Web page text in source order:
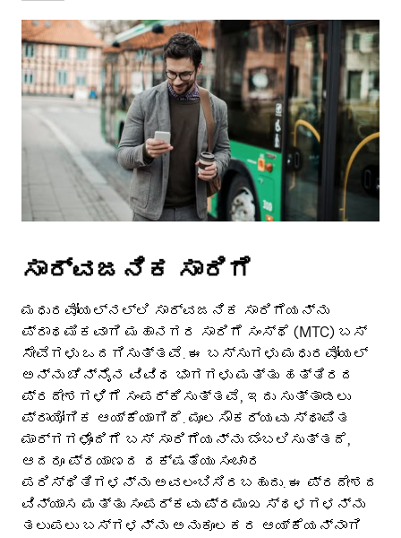
ಸಾರ್ವಜನಿಕ ಸಾರಿಗೆ
ಮಧುರವೋಯಲ್‌ನಲ್ಲಿ ಸಾರ್ವಜನಿಕ ಸಾರಿಗೆಯನ್ನು
ಪ್ರಾಥಮಿಕವಾಗಿ ಮಹಾನಗರ ಸಾರಿಗೆ ಸಂಸ್ಥೆ (MTC) ಬಸ್
ಸೇವೆಗಳು ಒದಗಿಸುತ್ತವೆ. ಈ ಬಸ್ಸುಗಳು ಮಧುರವೋಯಲ್
ಅನ್ನು ಚೆನ್ನೈನ ವಿವಿಧ ಭಾಗಗಳು ಮತ್ತು ಹತ್ತಿರದ
ಪ್ರದೇಶಗಳಿಗೆ ಸಂಪರ್ಕಿಸುತ್ತವೆ, ಇದು ಸುತ್ತಾಡಲು
ಪ್ರಾಯೋಗಿಕ ಆಯ್ಕೆಯಾಗಿದೆ. ಮೂಲಸೌಕರ್ಯವು ಸ್ಥಾಪಿತ
ಮಾರ್ಗಗಳೊಂದಿಗೆ ಬಸ್ ಸಾರಿಗೆಯನ್ನು ಬೆಂಬಲಿಸುತ್ತದೆ,
ಆದರೂ ಪ್ರಯಾಣದ ದಕ್ಷತೆಯು ಸಂಚಾರ
ಪರಿಸ್ಥಿತಿಗಳನ್ನು ಅವಲಂಬಿಸಿರಬಹುದು. ಈ ಪ್ರದೇಶದ
ವಿನ್ಯಾಸ ಮತ್ತು ಸಂಪರ್ಕವು ಪ್ರಮುಖ ಸ್ಥಳಗಳನ್ನು
ತಲುಪಲು ಬಸ್‌ಗಳನ್ನು ಅನುಕೂಲಕರ ಆಯ್ಕೆಯನ್ನಾಗಿ